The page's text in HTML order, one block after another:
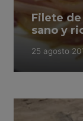
Filete
sano y
25 agosto